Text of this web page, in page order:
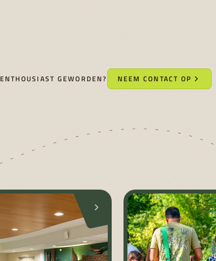
ENTHOUSIAST GEWORDEN? NEEM CONTACT OP